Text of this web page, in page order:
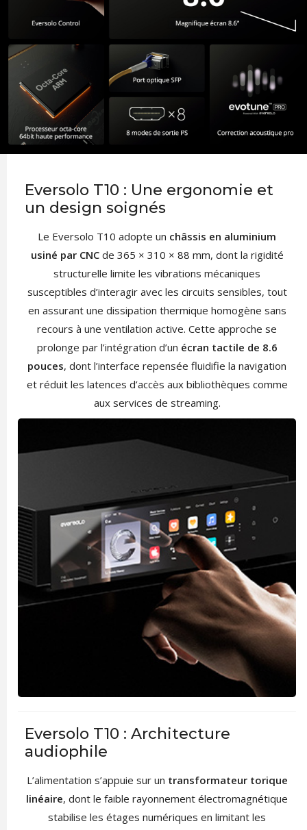
Eversolo T10 : Une ergonomie et
un design soignés
Le Eversolo T10 adopte un châssis en aluminium
usiné par CNCde 365 × 310 × 88 mm, dont la rigidité
structurelle limite les vibrations mécaniques
susceptibles d’interagir avec les circuits sensibles, tout
en assurant une dissipation thermique homogène sans
recours à une ventilation active. Cette approche se
prolonge par l’intégration d’un écran tactile de 8.6
pouces, dont l’interface repensée fluidifie la navigation
et réduit les latences d’accès aux bibliothèques comme
aux services de streaming.
Eversolo T10 : Architecture
audiophile
L’alimentation s’appuie sur un transformateur torique
linéaire, dont le faible rayonnement électromagnétique
stabilise les étages numériques en limitant les